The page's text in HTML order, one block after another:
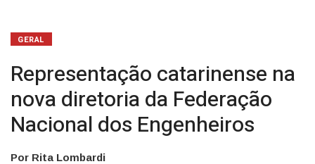
GERAL
Representação catarinense na
nova diretoria da Federação
Nacional dos Engenheiros
Por Rita Lombardi